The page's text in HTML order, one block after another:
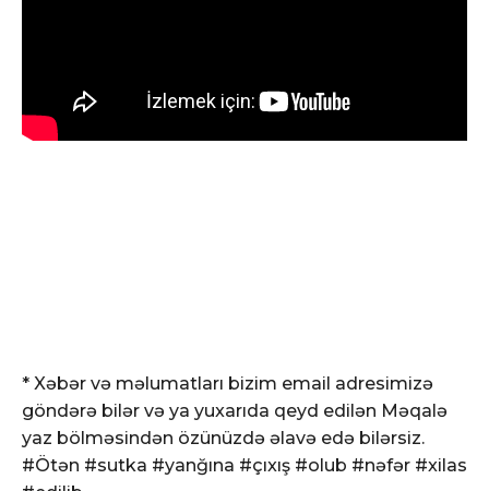
* Xəbər və məlumatları bizim email adresimizə
göndərə bilər və ya yuxarıda qeyd edilən Məqalə
yaz bölməsindən özünüzdə əlavə edə bilərsiz.
#Ötən #sutka #yanğına #çıxış #olub #nəfər #xilas